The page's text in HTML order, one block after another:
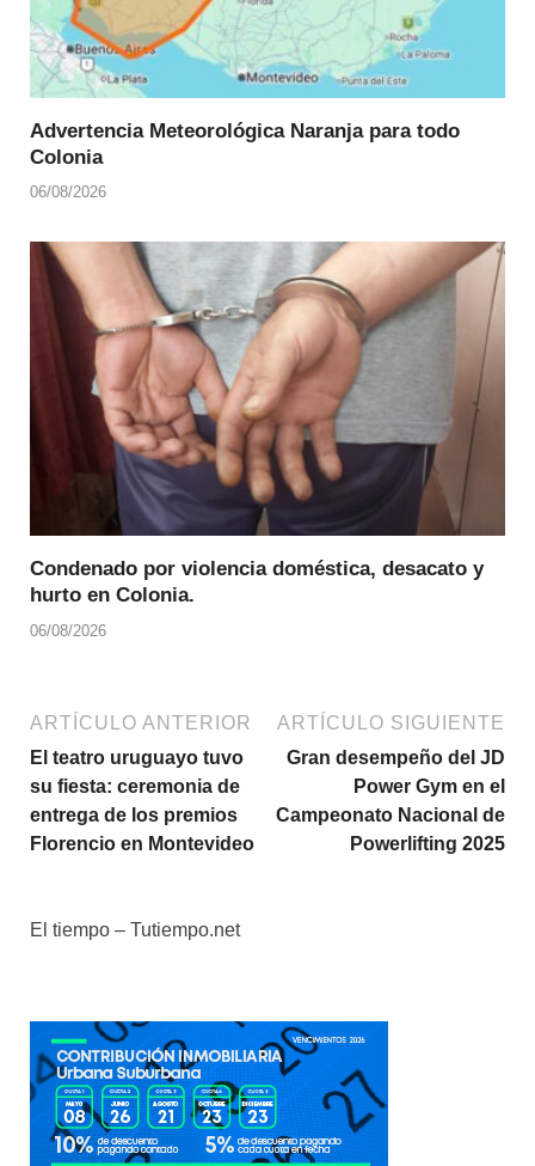
Advertencia Meteorológica Naranja para todo
Colonia
06/08/2026
Condenado por violencia doméstica, desacato y
hurto en Colonia.
06/08/2026
ARTÍCULO ANTERIOR
El teatro uruguayo tuvo
su fiesta: ceremonia de
entrega de los premios
Florencio en Montevideo
ARTÍCULO SIGUIENTE
Gran desempeño del JD
Power Gym en el
Campeonato Nacional de
Powerlifting 2025
El tiempo – Tutiempo.net